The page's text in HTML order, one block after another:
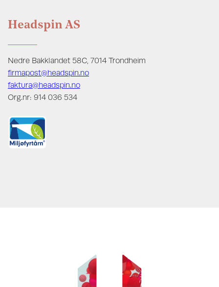
Headspin AS
Nedre Bakklandet 58C, 7014 Trondheim
firmapost@headspin.no
faktura@headspin.no
Org.nr: 914 036 534